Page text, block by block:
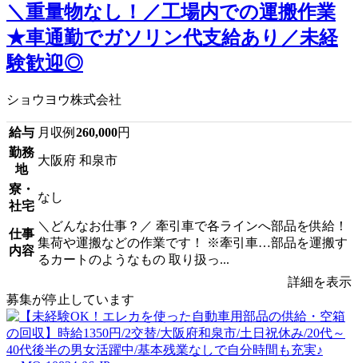
＼重量物なし！／工場内での運搬作業
★車通勤でガソリン代支給あり／未経
験歓迎◎
ショウヨウ株式会社
給与 月収例 260,000円
勤務
地
大阪府 和泉市
寮・
社宅
なし
仕事
内容
＼どんなお仕事？／ 牽引車で各ラインへ部品を供給！
集荷や運搬などの作業です！ ※牽引車…部品を運搬す
るカートのようなもの 取り扱っ...
詳細を表示
募集が停止しています